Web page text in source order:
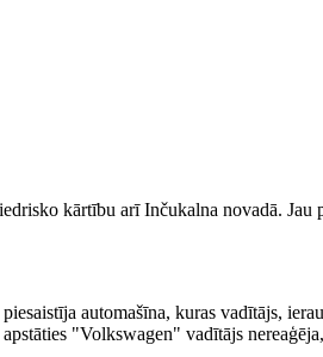
kārtību arī Inčukalna novadā.
automašīna, kuras vadītājs,
"Volkswagen" vadītājs